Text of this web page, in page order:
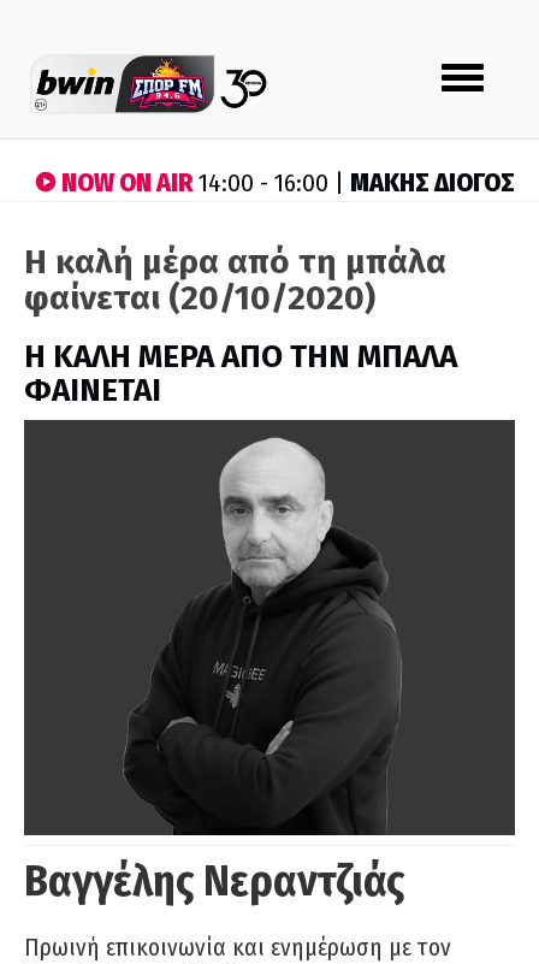
Toggle
navigation
NOW ON AIR14:00 - 16:00 | ΜΑΚΗΣ ΔΙΟΓΟΣ
Η καλή μέρα από τη μπάλα
φαίνεται (20/10/2020)
H ΚΑΛΗ ΜΕΡΑ ΑΠΟ ΤΗΝ ΜΠΑΛΑ
ΦΑΙΝΕΤΑΙ
Βαγγέλης Νεραντζιάς
Πρωινή επικοινωνία και ενημέρωση με τον